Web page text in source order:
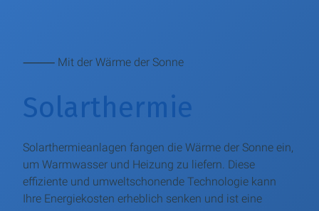
⸻ Mit der Wärme der Sonne
Solarthermie
Solarthermieanlagen fangen die Wärme der Sonne ein,
um Warmwasser und Heizung zu liefern. Diese
effiziente und umweltschonende Technologie kann
Ihre Energiekosten erheblich senken und ist eine